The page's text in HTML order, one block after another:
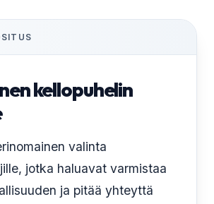
kellopuhelin
valinta
jotka haluavat varmistaa
ja pitää yhteyttä